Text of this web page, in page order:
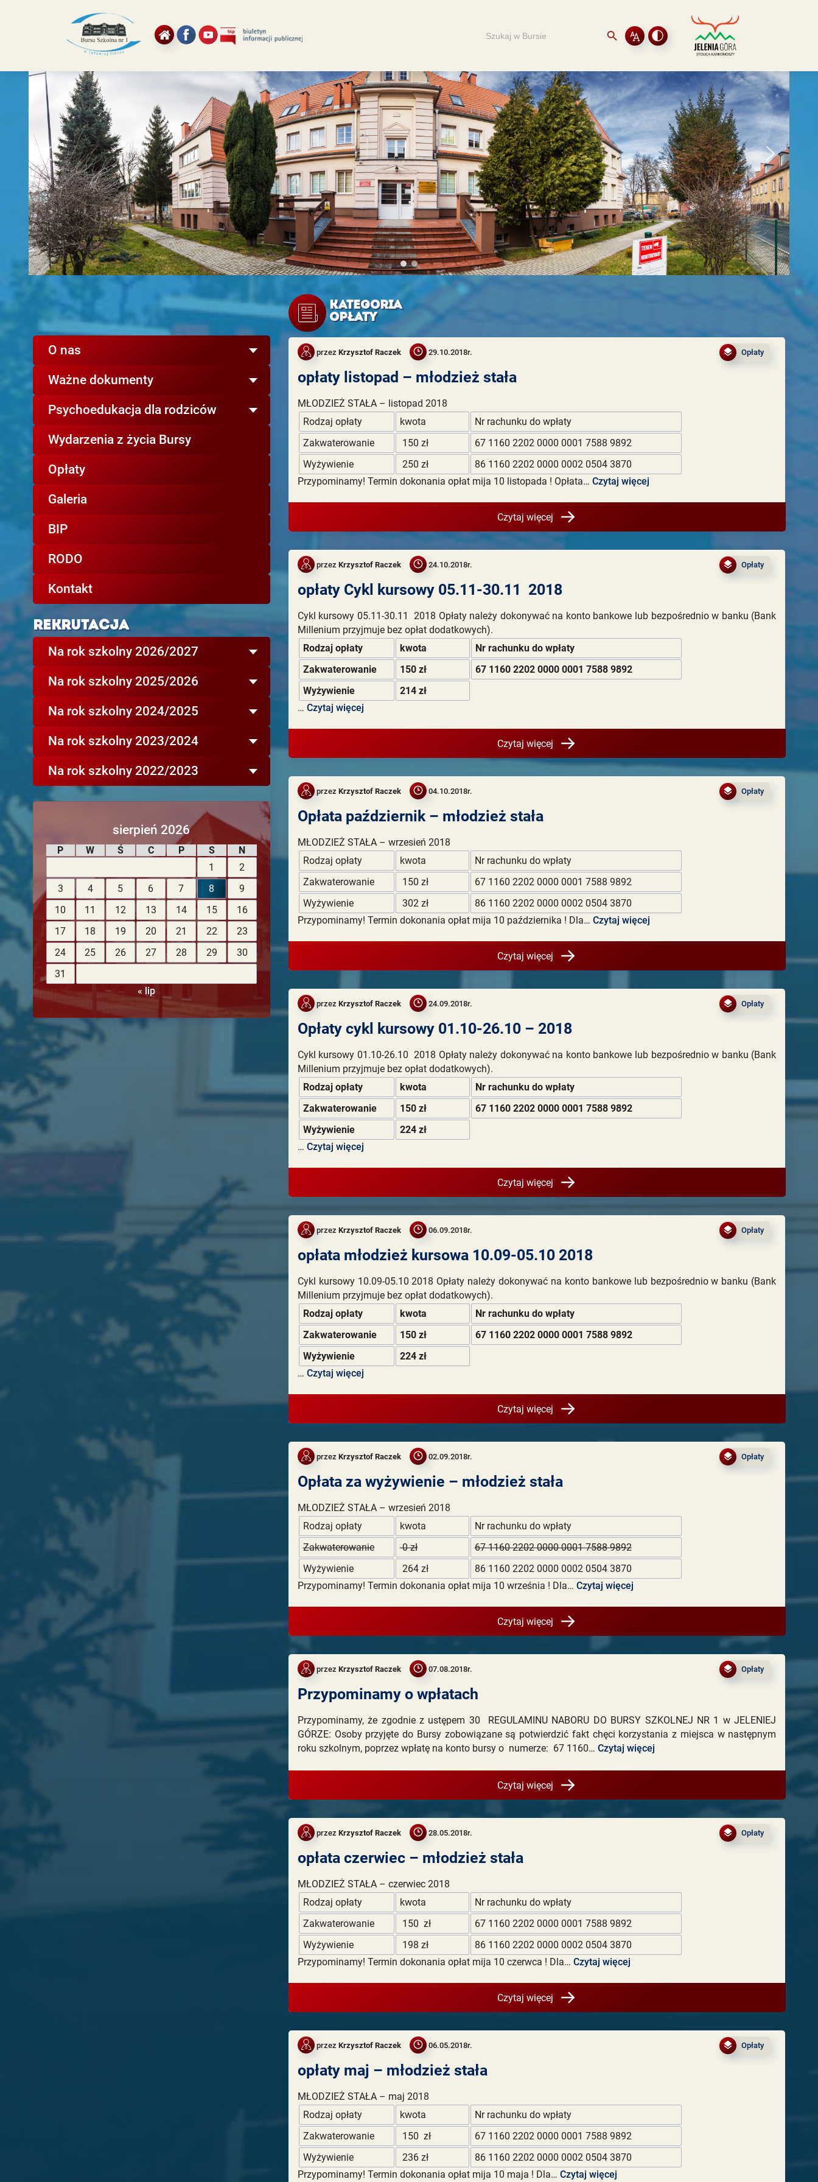
for:
O nas
Ważne dokumenty
Psychoedukacja dla rodziców
Wydarzenia z życia Bursy
Opłaty
Galeria
BIP
RODO
Kontakt
REKRUTACJA
Na rok szkolny 2026/2027
Na rok szkolny 2025/2026
Na rok szkolny 2024/2025
Na rok szkolny 2023/2024
Na rok szkolny 2022/2023
sierpień 2026
P W Ś C P S
N
1
2
3
4 5 6 7 8
9
10
11 12 13 14 15
16
17
18 19 20 21 22
23
24
25 26 27 28 29
30
31
« lip
KATEGORIA
OPŁATY
przez Krzysztof Raczek 29.10.2018r. Opłaty
opłaty listopad – młodzież stała
MŁODZIEŻ STAŁA – listopad 2018
Rodzaj opłaty
kwota
Nr rachunku do wpłaty
Zakwaterowanie
150 zł
67 1160 2202 0000 0001 7588 9892
Wyżywienie
250 zł
86 1160 2202 0000 0002 0504 3870
Przypominamy! Termin dokonania opłat mija 10 listopada ! Opłata… Czytaj więcej
Czytaj więcej
przez Krzysztof Raczek 24.10.2018r. Opłaty
opłaty Cykl kursowy 05.11-30.11 2018
Cykl kursowy 05.11-30.11 2018 Opłaty należy dokonywać na konto bankowe lub bezpośrednio w banku (Bank
Millenium przyjmuje bez opłat dodatkowych).
Rodzaj opłaty
kwota
Nr rachunku do wpłaty
Zakwaterowanie
150 zł
67 1160 2202 0000 0001 7588 9892
Wyżywienie
214 zł
… Czytaj więcej
Czytaj więcej
przez Krzysztof Raczek 04.10.2018r. Opłaty
Opłata październik – młodzież stała
MŁODZIEŻ STAŁA – wrzesień 2018
Rodzaj opłaty
kwota
Nr rachunku do wpłaty
Zakwaterowanie
150 zł
67 1160 2202 0000 0001 7588 9892
Wyżywienie
302 zł
86 1160 2202 0000 0002 0504 3870
Przypominamy! Termin dokonania opłat mija 10 października ! Dla… Czytaj więcej
Czytaj więcej
przez Krzysztof Raczek 24.09.2018r. Opłaty
Opłaty cykl kursowy 01.10-26.10 – 2018
Cykl kursowy 01.10-26.10 2018 Opłaty należy dokonywać na konto bankowe lub bezpośrednio w banku (Bank
Millenium przyjmuje bez opłat dodatkowych).
Rodzaj opłaty
kwota
Nr rachunku do wpłaty
Zakwaterowanie
150 zł
67 1160 2202 0000 0001 7588 9892
Wyżywienie
224 zł
… Czytaj więcej
Czytaj więcej
przez Krzysztof Raczek 06.09.2018r. Opłaty
opłata młodzież kursowa 10.09-05.10 2018
Cykl kursowy 10.09-05.10 2018 Opłaty należy dokonywać na konto bankowe lub bezpośrednio w banku (Bank
Millenium przyjmuje bez opłat dodatkowych).
Rodzaj opłaty
kwota
Nr rachunku do wpłaty
Zakwaterowanie
150 zł
67 1160 2202 0000 0001 7588 9892
Wyżywienie
224 zł
… Czytaj więcej
Czytaj więcej
przez Krzysztof Raczek 02.09.2018r. Opłaty
Opłata za wyżywienie – młodzież stała
MŁODZIEŻ STAŁA – wrzesień 2018
Rodzaj opłaty
kwota
Nr rachunku do wpłaty
Zakwaterowanie
0 zł
67 1160 2202 0000 0001 7588 9892
Wyżywienie
264 zł
86 1160 2202 0000 0002 0504 3870
Przypominamy! Termin dokonania opłat mija 10 września ! Dla… Czytaj więcej
Czytaj więcej
przez Krzysztof Raczek 07.08.2018r. Opłaty
Przypominamy o wpłatach
Przypominamy, że zgodnie z ustępem 30 REGULAMINU NABORU DO BURSY SZKOLNEJ NR 1 w JELENIEJ
GÓRZE: Osoby przyjęte do Bursy zobowiązane są potwierdzić fakt chęci korzystania z miejsca w następnym
roku szkolnym, poprzez wpłatę na konto bursy o numerze: 67 1160… Czytaj więcej
Czytaj więcej
przez Krzysztof Raczek 28.05.2018r. Opłaty
opłata czerwiec – młodzież stała
MŁODZIEŻ STAŁA – czerwiec 2018
Rodzaj opłaty
kwota
Nr rachunku do wpłaty
Zakwaterowanie
150 zł
67 1160 2202 0000 0001 7588 9892
Wyżywienie
198 zł
86 1160 2202 0000 0002 0504 3870
Przypominamy! Termin dokonania opłat mija 10 czerwca ! Dla… Czytaj więcej
Czytaj więcej
przez Krzysztof Raczek 06.05.2018r. Opłaty
opłaty maj – młodzież stała
MŁODZIEŻ STAŁA – maj 2018
Rodzaj opłaty
kwota
Nr rachunku do wpłaty
Zakwaterowanie
150 zł
67 1160 2202 0000 0001 7588 9892
Wyżywienie
236 zł
86 1160 2202 0000 0002 0504 3870
Przypominamy! Termin dokonania opłat mija 10 maja ! Dla… Czytaj więcej